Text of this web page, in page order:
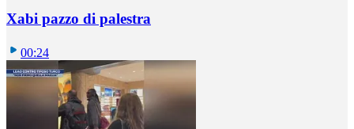
Xabi pazzo di palestra
00:24